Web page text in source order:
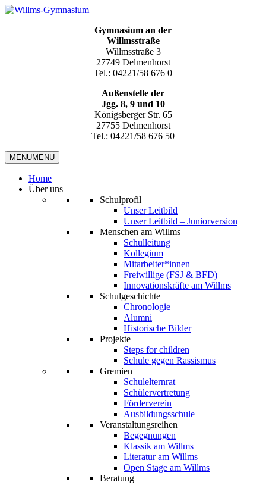
Gymnasium an der
Willmsstraße
Willmsstraße 3
27749 Delmenhorst
Tel.: 04221/58 676 0
Außenstelle der
Jgg. 8, 9 und 10
Königsberger Str. 65
27755 Delmenhorst
Tel.: 04221/58 676 50
MENUMENU
Home
Über uns
Schulprofil
Unser Leitbild
Unser Leitbild – Juniorversion
Menschen am Willms
Schulleitung
Kollegium
Mitarbeiter*innen
Freiwillige (FSJ & BFD)
Innovationskräfte am Willms
Schulgeschichte
Chronologie
Alumni
Historische Bilder
Projekte
Steps for children
Schule gegen Rassismus
Gremien
Schulelternrat
Schülervertretung
Förderverein
Ausbildungsschule
Veranstaltungsreihen
Begegnungen
Klassik am Willms
Literatur am Willms
Open Stage am Willms
Beratung